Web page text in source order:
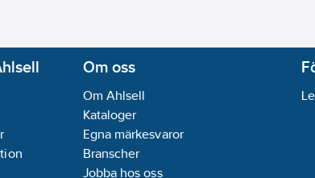
Om oss
Om Ahlsell
Kataloger
Egna märkesvaror
Branscher
Jobba hos oss